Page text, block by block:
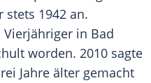
stets 1942 an.
Vierjähriger in Bad
worden. 2010 sagte
Jahre älter gemacht